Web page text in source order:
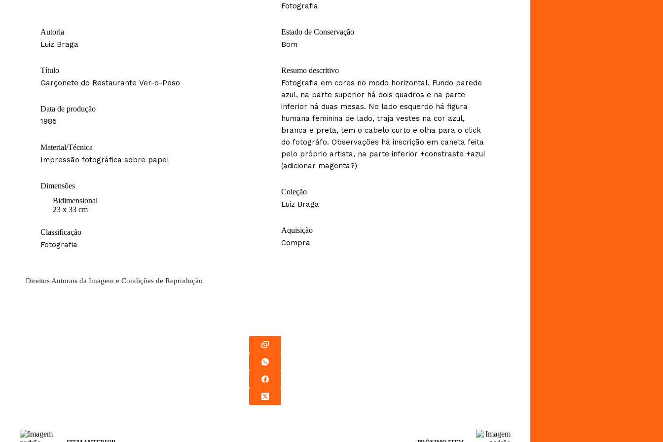
Autoria
Luiz Braga
Título
Garçonete do Restaurante Ver-o-Peso
Data de produção
1985
Material/Técnica
Impressão fotográfica sobre papel
Dimensões
Bidimensional
23 x 33 cm
Classificação
Fotografia
Fotografia
Estado de Conservação
Bom
Resumo descritivo
Fotografia em cores no modo horizontal. Fundo parede
azul, na parte superior há dois quadros e na parte
inferior há duas mesas. No lado esquerdo há figura
humana feminina de lado, traja vestes na cor azul,
branca e preta, tem o cabelo curto e olha para o click
do fotográfo. Observações há inscrição em caneta feita
pelo próprio artista, na parte inferior +constraste +azul
(adicionar magenta?)
Coleção
Luiz Braga
Aquisição
Compra
Direitos Autorais da Imagem e Condições de Reprodução